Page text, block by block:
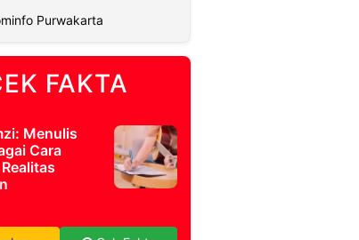
Purwakarta
FAKTA
Menulis
Cara